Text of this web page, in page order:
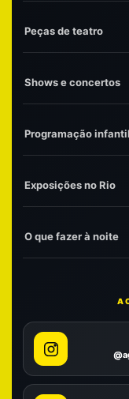
Peças de teatro
Shows e concertos
Programação infantil
Exposições no Rio
O que fazer à noite